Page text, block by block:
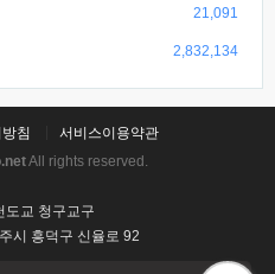
21,091
2,832,134
침
서비스이용약관
All rights reserved.
도교 청구교구
시 흥덕구 신율로 92